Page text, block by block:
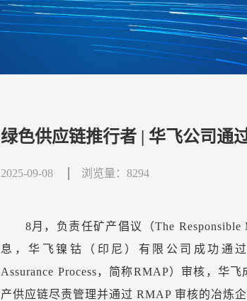
绿色供应链推行者 | 华飞公司通
2025-09-08 浏览量：8294
8月，负责任矿产倡议（The
息，华飞镍钴（印尼）有限公司成功通过
Assurance Process，简称RMAP）审核，华
产供应链尽责管理并通过 RMAP 审核的冶炼企